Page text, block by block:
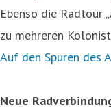
Ebenso die Radtour
zu mehreren
Auf den Spuren des
Neue